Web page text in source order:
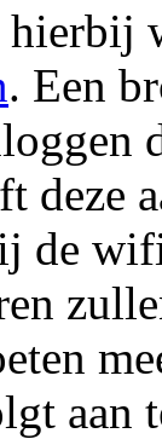
. Een
deze
de
aan